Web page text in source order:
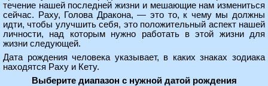
течение нашей последней жизни и мешающие нам измениться
сейчас. Раху, Голова Дракона, — это то, к чему мы должны
идти, чтобы улучшить себя, это положительный аспект нашей
личности, над которым нужно работать в этой жизни для
жизни следующей.
Дата рождения человека указывает, в каких знаках зодиака
находятся Раху и Кету.
Выберите диапазон с нужной датой рождения